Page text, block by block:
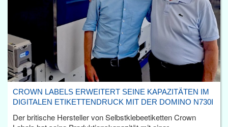
CROWN LABELS ERWEITERT SEINE KAPAZITÄTEN IM
DIGITALEN ETIKETTENDRUCK MIT DER DOMINO N730I
Der britische Hersteller von Selbstklebeetiketten Crown